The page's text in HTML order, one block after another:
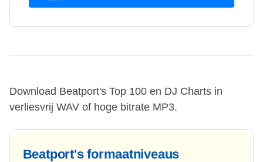
Download Beatport's Top 100 en DJ Charts in
verliesvrij WAV of hoge bitrate MP3.
Beatport's formaatniveaus